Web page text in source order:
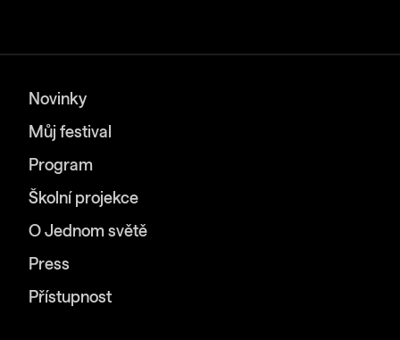
Novinky
Můj festival
Program
Školní projekce
O Jednom světě
Press
Přístupnost